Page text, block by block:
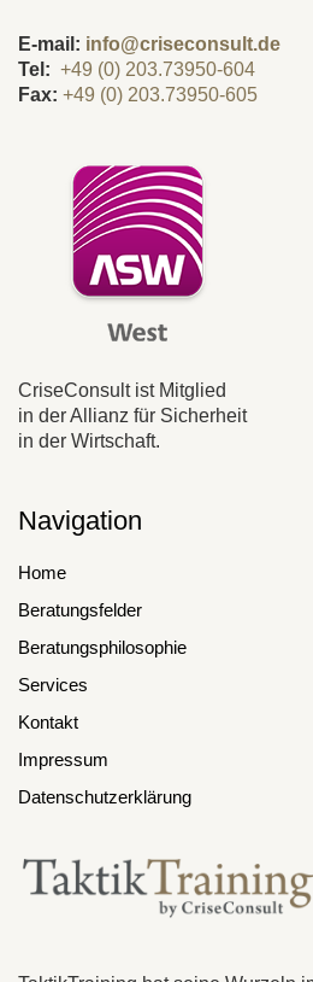
E-mail: info@criseconsult.de
Tel: +49 (0) 203.73950-604
Fax: +49 (0) 203.73950-605
CriseConsult ist Mitglied
in der Allianz für Sicherheit
in der Wirtschaft.
Navigation
Home
Beratungsfelder
Beratungsphilosophie
Services
Kontakt
Impressum
Datenschutzerklärung